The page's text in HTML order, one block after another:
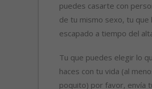
puedes casarte con
de tu mismo sexo, tu que
escapado a tiempo del
Tu que puedes elegir lo
haces con tu vida (al
poquito) por favor, envía